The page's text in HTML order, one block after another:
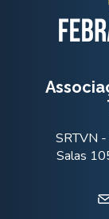
SRTVN
Salas